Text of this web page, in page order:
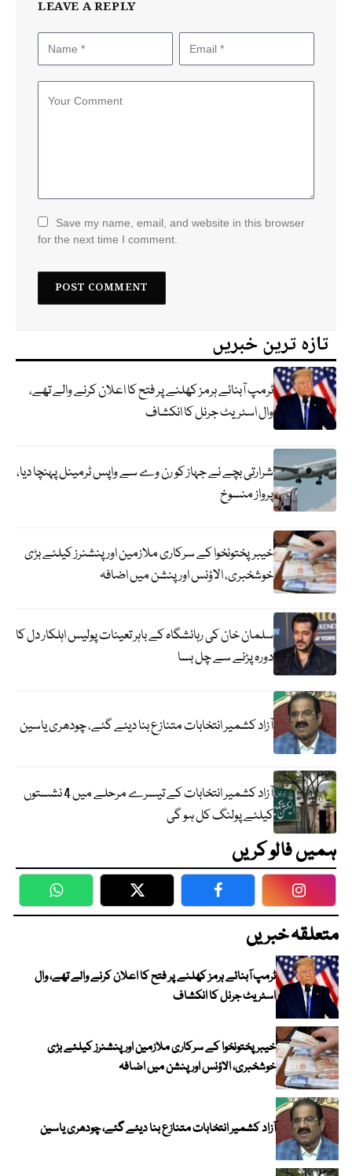
LEAVE A REPLY
Save my name, email, and website in this browser
for the next time I comment.
تازہ ترین خبریں
ٹرمپ آبنائے ہرمز کھلنے پر فتح کا اعلان کرنے والے تھے،
وال اسٹریٹ جرنل کا انکشاف
شرارتی بچے نے جہاز کو رن وے سے واپس ٹرمینل پہنچا دیا،
پرواز منسوخ
خیبرپختونخوا کے سرکاری ملازمین اور پنشنرز کیلئے بڑی
خوشخبری، الاؤنس اور پنشن میں اضافہ
سلمان خان کی رہائشگاہ کے باہر تعینات پولیس اہلکار دل کا
دورہ پڑنے سے چل بسا
آزاد کشمیر انتخابات متنازع بنا دیئے گئے، چودھری یاسین
آزاد کشمیر انتخابات کے تیسرے مرحلے میں 4 نشستوں
کیلئے پولنگ کل ہو گی
ہمیں فالو کریں
WhatsApp Twitter Facebook
متعلقہ خبریں
ٹرمپ آبنائے ہرمز کھلنے پر فتح کا اعلان کرنے والے تھے، وال
اسٹریٹ جرنل کا انکشاف
خیبرپختونخوا کے سرکاری ملازمین اور پنشنرز کیلئے بڑی
خوشخبری، الاؤنس اور پنشن میں اضافہ
آزاد کشمیر انتخابات متنازع بنا دیئے گئے، چودھری یاسین